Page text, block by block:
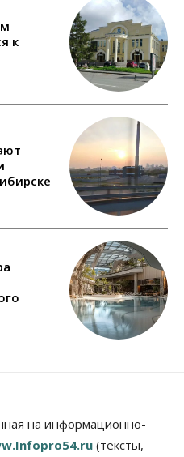
к
на информационно-
(тексты,